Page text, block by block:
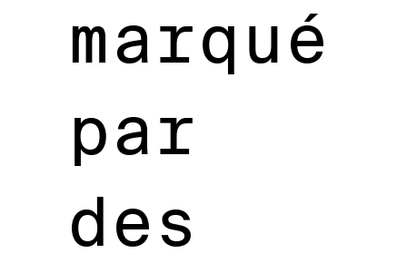
marqué
par
des